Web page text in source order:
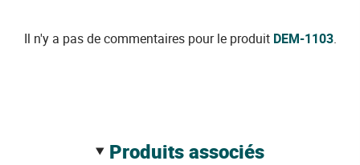
Il n'y a pas de commentaires pour le produit DEM-1103.
produits associés